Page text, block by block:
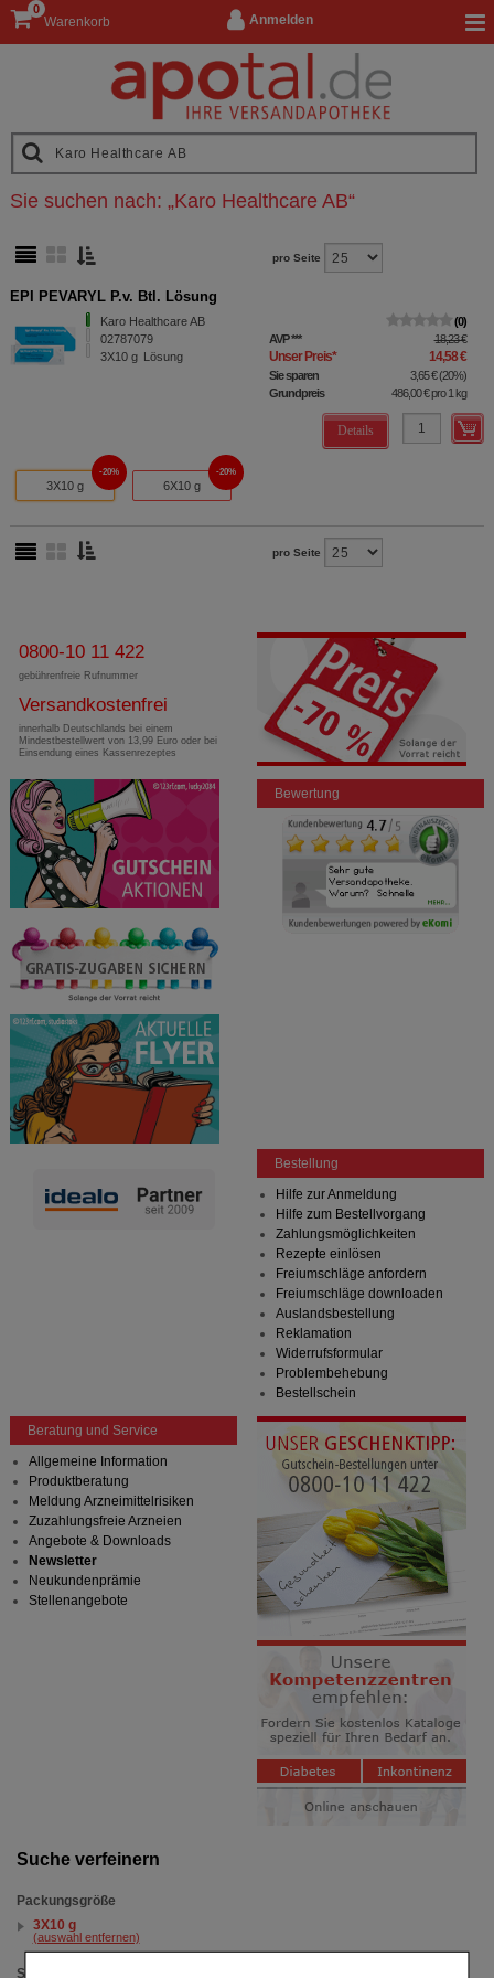
Anmelden
Warenkorb
0
Suche verfeinern
Packungsgröße
3X10 g
(auswahl entfernen)
Sortieren nach
Sie suchen nach: „Karo Healthcare AB“
pro Seite
EPI PEVARYL P.v. Btl. Lösung
Karo Healthcare AB
02787079
3X10 g Lösung
0
AVP*** 18,23 €
Unser Preis* 14,58 €
Sie sparen 3,65 €(20%)
Grundpreis
486,00 €pro 1 kg
Details
3X10 g
20%
6X10 g
20%
pro Seite
0800-10 11 422
gebührenfreie Rufnummer
Versandkostenfrei
innerhalb Deutschlands bei einem
Mindestbestellwert von 13,99 Euro oder bei
Einsendung eines Kassenrezeptes
Bewertung
Bestellung
Hilfe zur Anmeldung
Hilfe zum Bestellvorgang
Zahlungsmöglichkeiten
Rezepte einlösen
Freiumschläge anfordern
Freiumschläge downloaden
Auslandsbestellung
Reklamation
Widerrufsformular
Problembehebung
Bestellschein
Beratung und Service
Allgemeine Information
Produktberatung
Meldung Arzneimittelrisiken
Zuzahlungsfreie Arzneien
Angebote & Downloads
Newsletter
Neukundenprämie
Stellenangebote